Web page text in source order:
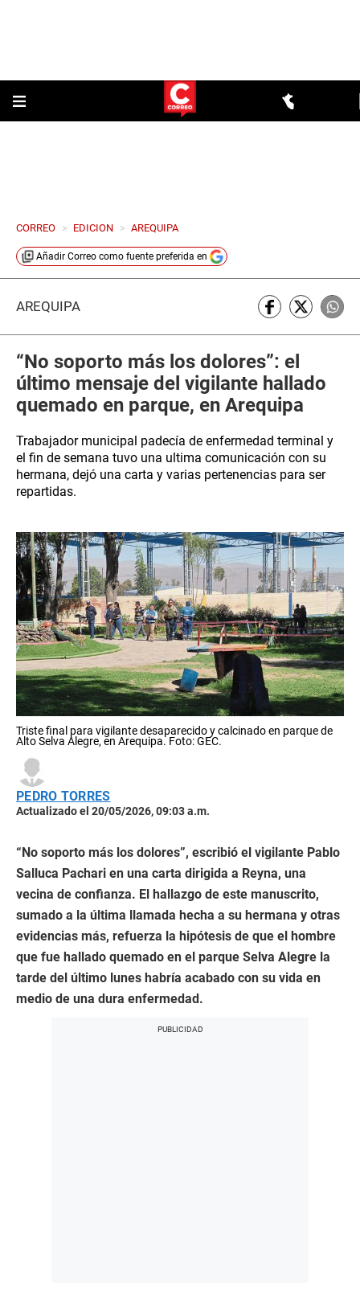
CORREO > EDICION > AREQUIPA
Añadir Correo como fuente preferida en
AREQUIPA
“No soporto más los dolores”: el
último mensaje del vigilante hallado
quemado en parque, en Arequipa
Trabajador municipal padecía de enfermedad terminal y
el fin de semana tuvo una ultima comunicación con su
hermana, dejó una carta y varias pertenencias para ser
repartidas.
Triste final para vigilante desaparecido y calcinado en parque de
Alto Selva Alegre, en Arequipa. Foto: GEC.
PEDRO TORRES
Actualizado el 20/05/2026, 09:03 a.m.
“No soporto más los dolores”, escribió el vigilante Pablo
Salluca Pachari en una carta dirigida a Reyna, una
vecina de confianza. El hallazgo de este manuscrito,
sumado a la última llamada hecha a su hermana y otras
evidencias más, refuerza la hipótesis de que el hombre
que fue hallado quemado en el parque Selva Alegre la
tarde del último lunes habría acabado con su vida en
medio de una dura enfermedad.